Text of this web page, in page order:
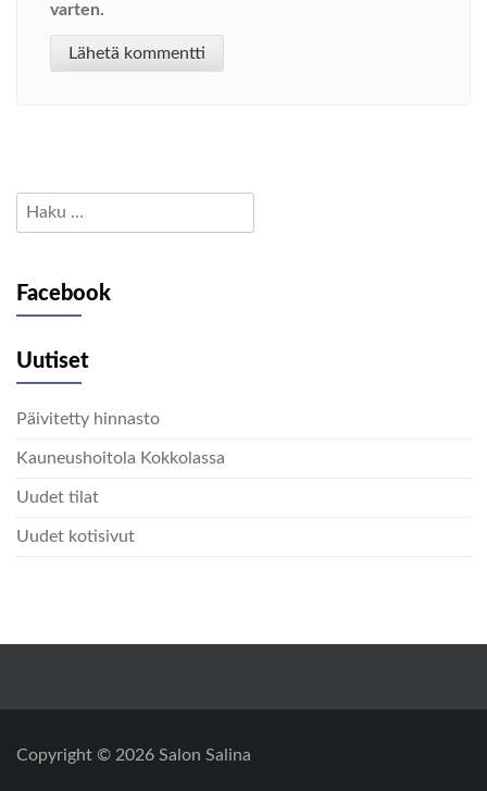
varten.
Haku:
Facebook
Uutiset
Päivitetty hinnasto
Kauneushoitola Kokkolassa
Uudet tilat
Uudet kotisivut
Copyright © 2026 Salon Salina